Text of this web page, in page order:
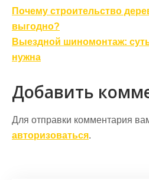
Навигация
по
записям
Почему строительство
выгодно?
Выездной шиномонтаж:
нужна
Добавить
Для отправки комментария
авторизоваться.